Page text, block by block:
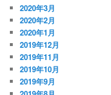
2020年3月
2020年2月
2020年1月
2019年12月
2019年11月
2019年10月
2019年9月